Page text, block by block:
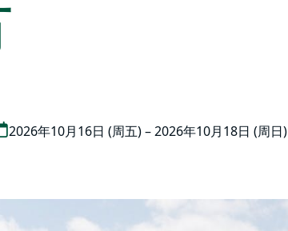
2026年10月16日 (周五) – 2026年10月18日 (周日)